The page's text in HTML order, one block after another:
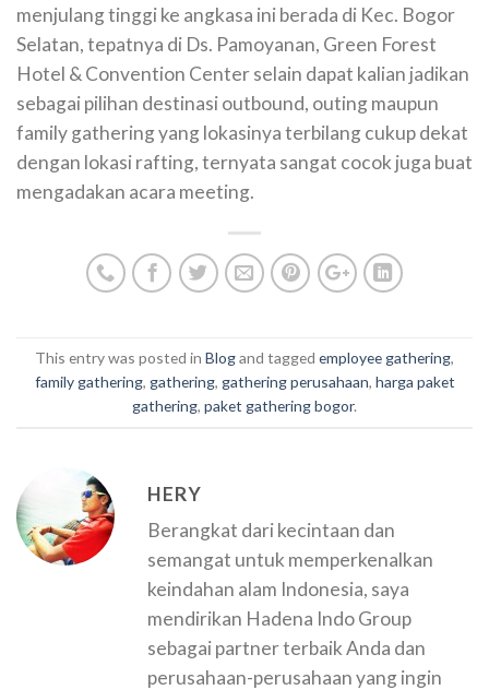
menjulang tinggi ke angkasa ini berada di Kec. Bogor
Selatan, tepatnya di Ds. Pamoyanan, Green Forest
Hotel & Convention Center selain dapat kalian jadikan
sebagai pilihan destinasi outbound, outing maupun
family gathering yang lokasinya terbilang cukup dekat
dengan lokasi rafting, ternyata sangat cocok juga buat
mengadakan acara meeting.
This entry was posted in Blogand tagged employee gathering,
family gathering, gathering, gathering perusahaan, harga paket
gathering, paket gathering bogor.
HERY
Berangkat dari kecintaan dan
semangat untuk memperkenalkan
keindahan alam Indonesia, saya
mendirikan Hadena Indo Group
sebagai partner terbaik Anda dan
perusahaan-perusahaan yang ingin